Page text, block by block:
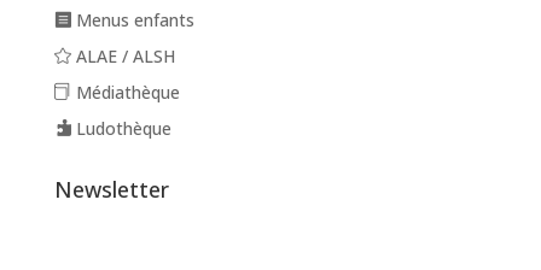
Menus enfants
ALAE / ALSH
Médiathèque
Ludothèque
Newsletter